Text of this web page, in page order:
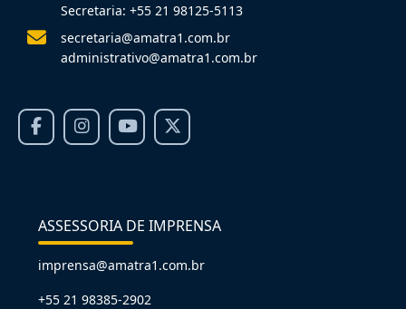
Secretaria: +55 21 98125-5113
secretaria@amatra1.com.br
administrativo@amatra1.com.br
ASSESSORIA DE IMPRENSA
imprensa@amatra1.com.br
+55 21 98385-2902